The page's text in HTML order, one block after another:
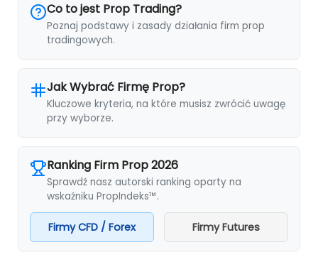
Co to jest Prop Trading?
Poznaj podstawy i zasady działania firm prop
tradingowych.
Jak Wybrać Firmę Prop?
Kluczowe kryteria, na które musisz zwrócić uwagę
przy wyborze.
Ranking Firm Prop 2026
Sprawdź nasz autorski ranking oparty na
wskaźniku PropIndeks™.
Firmy CFD / Forex Firmy Futures